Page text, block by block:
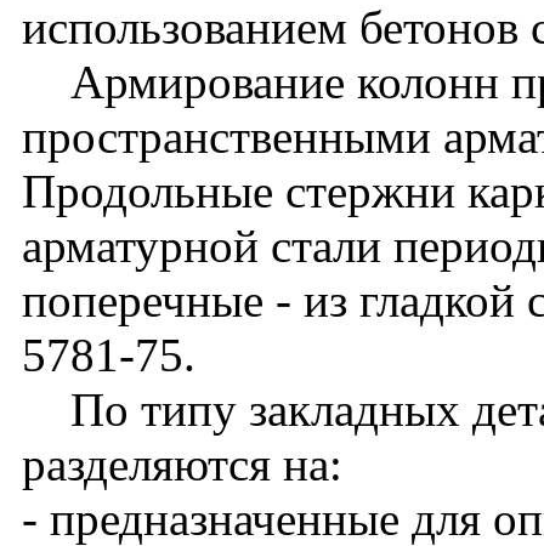
использованием
Армирование колонн
пространственными
Продольные стержни
арматурной стали
поперечные - из
5781-75.
По типу закладных
разделяются на:
- предназначенные для